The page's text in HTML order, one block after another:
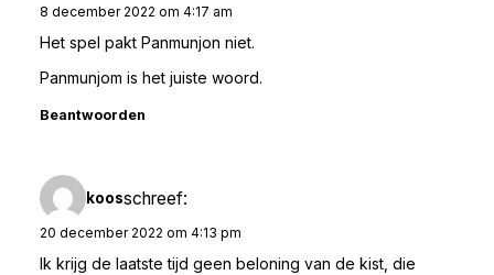
8 december 2022 om 4:17 am
Het spel pakt Panmunjon niet.
Panmunjom is het juiste woord.
Beantwoorden
koosschreef:
20 december 2022 om 4:13 pm
Ik krijg de laatste tijd geen beloning van de kist, die